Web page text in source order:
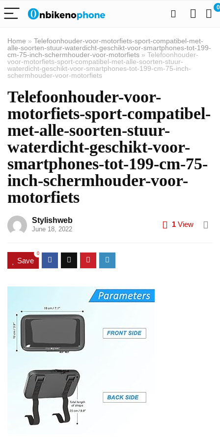
0
Home » Telefoonhouder-voor-motorfiets-sport-compatibel-met-
alle-soorten-stuur-waterdicht-geschikt-voor-smartphones-tot-199-
cm-75-inch-schermhouder-voor-motorfiets » Telefoonhouder-
voor-motorfiets-sport-compatibel-met-alle-soorten-stuur-
waterdicht-geschikt-voor-smartphones-tot-199-cm-75-inch-
schermhouder-voor-motorfiets
Telefoonhouder-voor-
motorfiets-sport-compatibel-
met-alle-soorten-stuur-
waterdicht-geschikt-voor-
smartphones-tot-199-cm-75-
inch-schermhouder-voor-
motorfiets
Stylishweb
June 18, 2022
1 View
Save
0